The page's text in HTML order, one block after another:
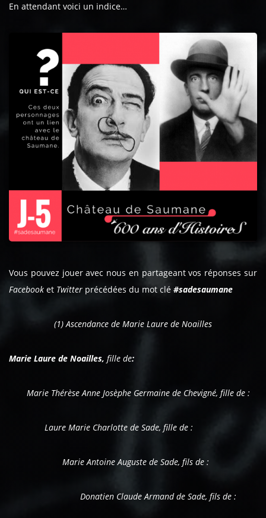
En attendant voici un indice…
Vous pouvez jouer avec nous en partageant vos réponses sur
Facebook et Twitter précédées du mot clé #sadesaumane
(1) Ascendance de Marie Laure de Noailles
Marie Laure de Noailles, fille de:
Marie Thérèse Anne Josèphe Germaine de Chevigné, fille de :
Laure Marie Charlotte de Sade, fille de :
Marie Antoine Auguste de Sade, fils de :
Donatien Claude Armand de Sade, fils de :